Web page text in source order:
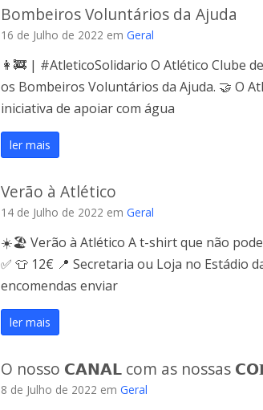
Bombeiros Voluntários da Ajuda
16 de Julho de 2022 em Geral
👩‍🚒 | #AtleticoSolidario O Atlético Clube
os Bombeiros Voluntários da Ajuda. 🤝 O
iniciativa de apoiar com água
ler mais
Verão à Atlético
14 de Julho de 2022 em Geral
☀️🏖 Verão à Atlético A t-shirt que não
✅ 👕 12€ 📍 Secretaria ou Loja no Estádio
encomendas enviar
ler mais
O nosso 𝗖𝗔𝗡𝗔𝗟 com as nossas
8 de Julho de 2022 em Geral